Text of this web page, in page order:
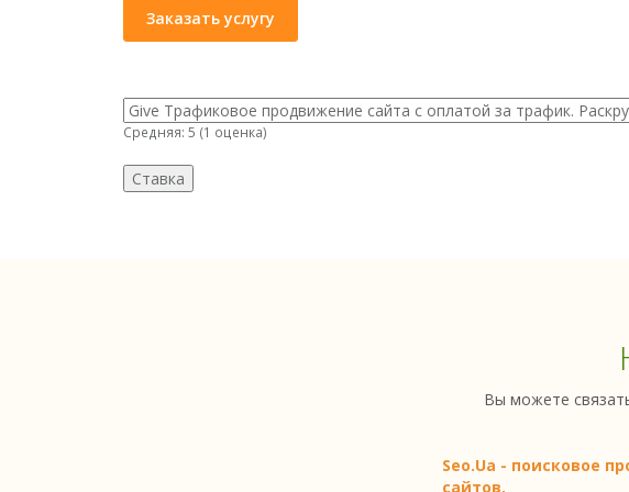
Заказать услугу
Средняя: 5 (1 оценка)
Вы можете
Seo.Ua - поисковое
сайтов.